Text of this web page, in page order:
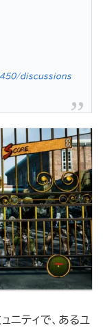
discussions
ュニティで、あるユ